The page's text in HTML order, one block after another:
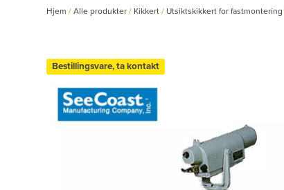
Hjem /Alle produkter / Kikkert / Utsiktskikkert for fastmontering
Bestillingsvare, ta kontakt